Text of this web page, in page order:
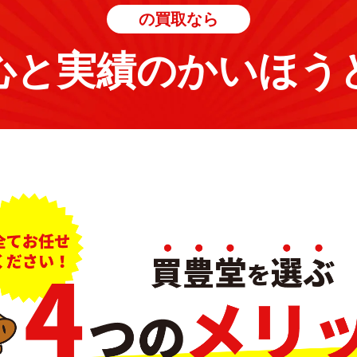
の買取なら
と実績のかいほう